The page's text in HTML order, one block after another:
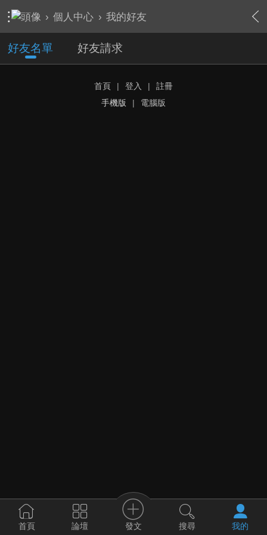
› 個人中心 › 我的好友
好友名單 好友請求
首頁 | 登入 |
註冊
手機版
| 電腦版
首頁 論壇 發文 搜尋 我的